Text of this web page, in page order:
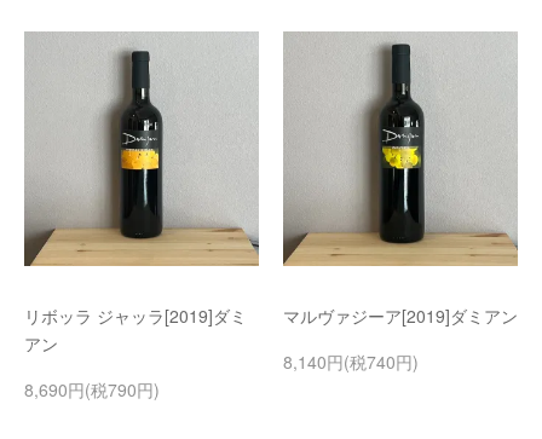
リボッラ ジャッラ[2019]ダミ
アン
8,690円(税790円)
マルヴァジーア[2019]ダミアン
8,140円(税740円)